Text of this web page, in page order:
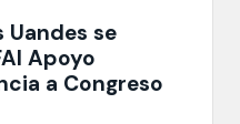
se
Apoyo
a Congreso